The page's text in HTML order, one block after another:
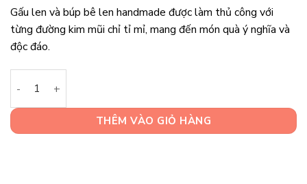
Gấu len và búp bê len handmade được làm thủ công với
từng đường kim mũi chỉ tỉ mỉ, mang đến món quà ý nghĩa và
độc đáo.
THÊM VÀO GIỎ HÀNG